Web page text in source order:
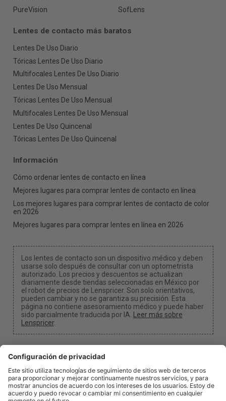
PureVision
SofLens
Lentes de contacto más baratos
Lentes De Uso Diario
Tóricas Lentes De Uso Diario
Multifocales Lentes De Uso Diario
Lentes De Uso Mensual
Tóricas Lentes De Uso Mensual
Multifocales Lentes De Uso Mensual
Lentes De Uso Quincenal
Tóricas Lentes De Uso Quincenal
Información
Cómo ordenar lentes de contacto en línea
Mejores lugares para comprar lentes de contacto en línea
Los mejores lugares para comprar lentes de contacto de color
en 2026
Mejores lugares para comprar lentes en línea en 2026
Los lentes de contacto son un dispositivo médico y deben
usarse solo después de consultar con un optometrista
autorizado. Los precios y descuentos se actualizan
diariamente desde tiendas seleccionadas en México por
el robot de precios de Lenspricer. Son solo orientativos,
pueden cambiar y no se garantiza su precisión. Esta
página no contiene asesoramiento médico y puede haber
sido parcialmente traducida por IA. Leer más sobre
Lenspricer.
Configuración de cookies y privacidad